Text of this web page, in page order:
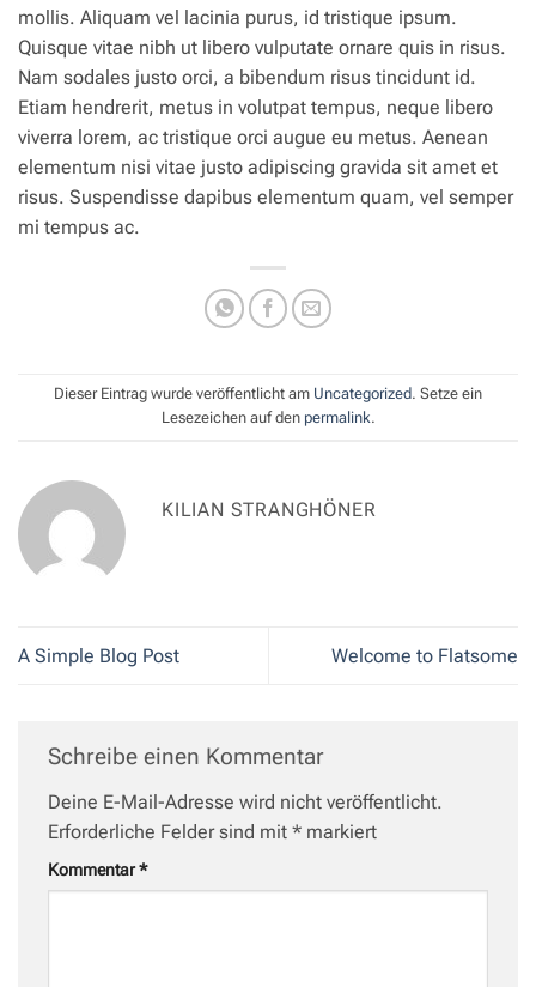
mollis. Aliquam vel lacinia purus, id tristique ipsum.
Quisque vitae nibh ut libero vulputate ornare quis in risus.
Nam sodales justo orci, a bibendum risus tincidunt id.
Etiam hendrerit, metus in volutpat tempus, neque libero
viverra lorem, ac tristique orci augue eu metus. Aenean
elementum nisi vitae justo adipiscing gravida sit amet et
risus. Suspendisse dapibus elementum quam, vel semper
mi tempus ac.
Dieser Eintrag wurde veröffentlicht am Uncategorized. Setze ein
Lesezeichen auf den permalink.
KILIAN STRANGHÖNER
A Simple Blog Post Welcome to Flatsome
Schreibe einen Kommentar
Deine E-Mail-Adresse wird nicht veröffentlicht.
Erforderliche Felder sind mit * markiert
Kommentar*